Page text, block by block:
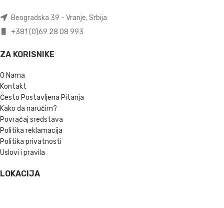
Beogradska 39 - Vranje, Srbija
+381 (0)69 28 08 993
ZA KORISNIKE
O Nama
Kontakt
Često Postavljena Pitanja
Kako da naručim?
Povraćaj sredstava
Politika reklamacija
Politika privatnosti
Uslovi i pravila
LOKACIJA